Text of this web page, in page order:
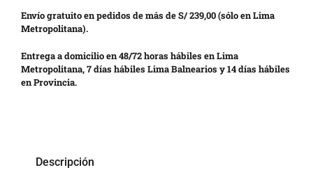
Envío gratuito en pedidos de más de S/ 239,00 (sólo en Lima
Metropolitana).
Entrega a domicilio en 48/72 horas hábiles en Lima
Metropolitana, 7 días hábiles Lima Balnearios y 14 días hábiles
en Provincia.
Descripción